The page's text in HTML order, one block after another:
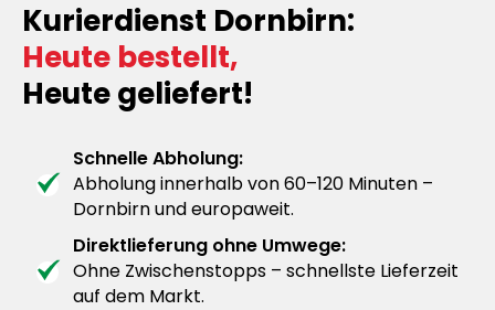
Kurierdienst Dornbirn:
Heute bestellt,
Heute geliefert!
Schnelle Abholung:
Abholung innerhalb von 60–120 Minuten –
Dornbirn und europaweit.
Direktlieferung ohne Umwege:
Ohne Zwischenstopps – schnellste Lieferzeit
auf dem Markt.